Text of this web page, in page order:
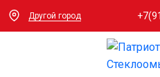
Другой город